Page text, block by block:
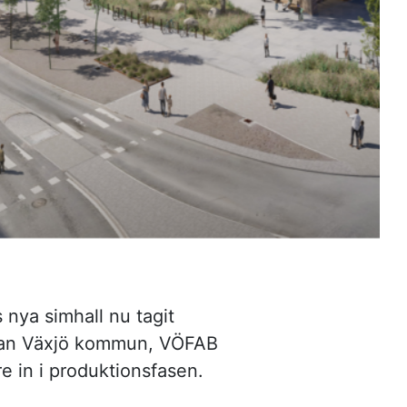
nya simhall nu tagit
Växjö kommun, VÖFAB
in i produktionsfasen.